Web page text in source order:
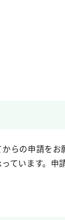
らの申請をお
ています。申